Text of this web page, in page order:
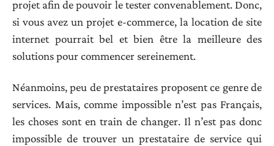
projet afin de pouvoir le tester convenablement. Donc,
si vous avez un projet e-commerce, la location de site
internet pourrait bel et bien être la meilleure des
solutions pour commencer sereinement.
Néanmoins, peu de prestataires proposent ce genre de
services. Mais, comme impossible n’est pas Français,
les choses sont en train de changer. Il n’est pas donc
impossible de trouver un prestataire de service qui